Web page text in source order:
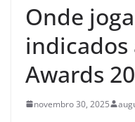
Onde
indicados
Awards
novembro 30, 2025